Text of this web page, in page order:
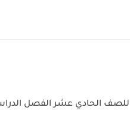
للصف الحادي عشر الفصل